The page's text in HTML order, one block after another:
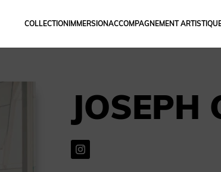
COLLECTION IMMERSIONACCOMPAGNEMENT
JOSEPH